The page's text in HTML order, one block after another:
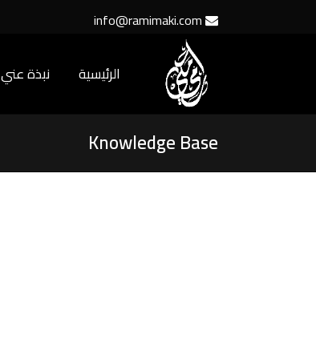
info@ramimaki.com
الرئيسية نبذة عني
Knowledge Base